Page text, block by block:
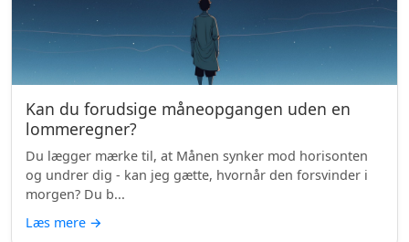
Kan du forudsige måneopgangen uden en
lommeregner?
Du lægger mærke til, at Månen synker mod horisonten
og undrer dig - kan jeg gætte, hvornår den forsvinder i
morgen? Du b...
Læs mere →